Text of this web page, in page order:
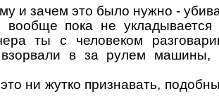
и зачем это было нужно -
вообще пока не укладывается
ты с человеком
взорвали в за рулем машины,
ни жутко признавать,